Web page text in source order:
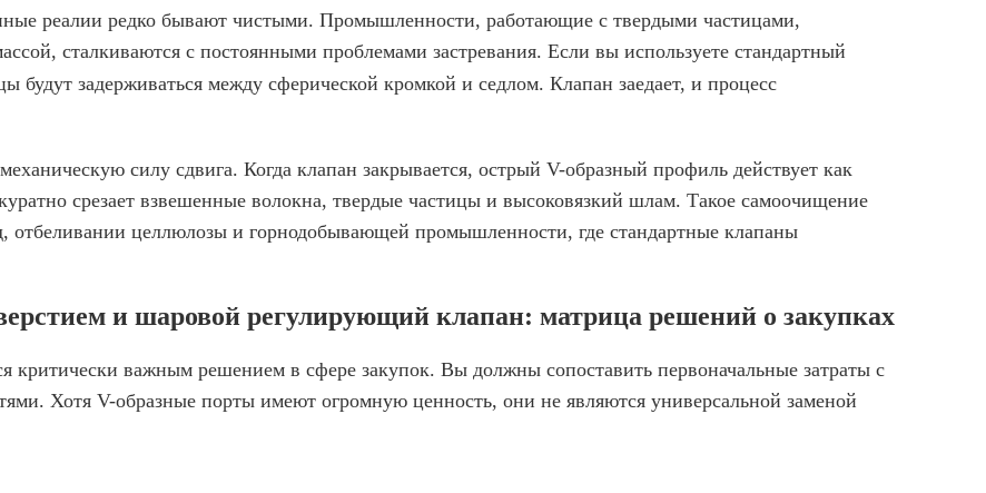
реалии редко бывают чистыми. Промышленности, работающие с твердыми частицами,
сталкиваются с постоянными проблемами застревания. Если вы используете стандартный
будут задерживаться между сферической кромкой и седлом. Клапан заедает, и процесс
силу сдвига. Когда клапан закрывается, острый V-образный профиль действует как
срезает взвешенные волокна, твердые частицы и высоковязкий шлам. Такое самоочищение
отбеливании целлюлозы и горнодобывающей промышленности, где стандартные клапаны
и шаровой регулирующий клапан: матрица решений о закупках
критически важным решением в сфере закупок. Вы должны сопоставить первоначальные затраты с
Хотя V-образные порты имеют огромную ценность, они не являются универсальной заменой